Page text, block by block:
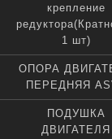
крепление
1 шт)
ОПОРА
ПЕРЕДНЯЯ
ПОДУШКА
ДВИГАТЕЛЯ